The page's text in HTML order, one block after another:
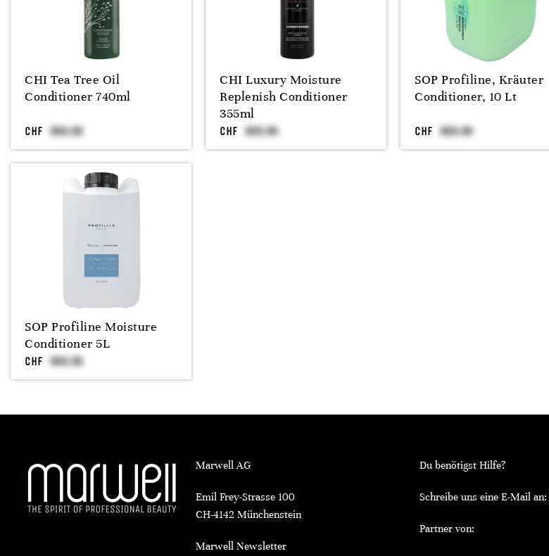
CHI Tea Tree Oil
Conditioner 740ml
CHF
CHI Luxury Moisture
Replenish Conditioner
355ml
CHF
SOP Profiline, Kräuter
Conditioner, 10 Lt
CHF
SOP Profiline Moisture
Conditioner 5L
CHF
Marwell AG
Emil Frey-Strasse 100
CH-4142 Münchenstein
Marwell Newsletter
Du benötigst Hilfe?
Schreibe uns eine E-Mail an:
Partner von: